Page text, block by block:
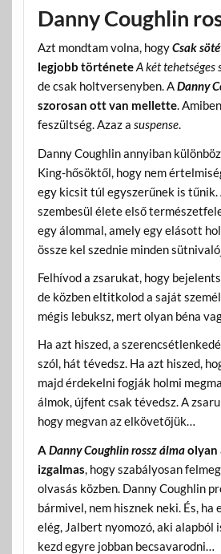
Danny Coughlin
Azt mondtam volna, hogyCsak
legjobb történeteA két tehetséges
de csak holtversenyben. ADanny
szorosan ott van mellette.
feszültség. Azaz a suspense.
Danny Coughlin annyiban
King-hősöktől, hogy nem
egy kicsit túl egyszerűnek is tűnik.
szembesül élete első
egy álommal, amely egy elásott
össze kel szednie minden
Felhívod a zsarukat, hogy
de közben eltitkolod a saját
mégis lebuksz, mert olyan béna
Ha azt hiszed, a
szól, hát tévedsz. Ha azt hiszed,
majd érdekelni fogják holmi
álmok, újfent csak tévedsz. A
hogy megvan az elkövetőjük…
A Danny Coughlin rossz álmaolyan
izgalmas, hogy szabályosan
olvasás közben. Danny Coughlin
bármivel, nem hisznek neki. És, ha
elég, Jalbert nyomozó, aki alapból
kezd egyre jobban becsavarodni…